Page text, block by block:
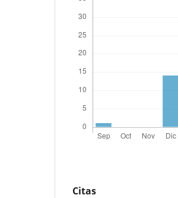
Citas